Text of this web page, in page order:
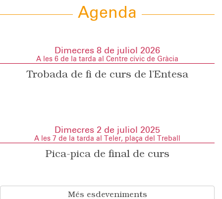
Agenda
Dimecres 8 de juliol 2026
A les 6 de la tarda al Centre cívic de Gràcia
Trobada de fi de curs de l’Entesa
Dimecres 2 de juliol 2025
A les 7 de la tarda al Teler, plaça del Treball
Pica-pica de final de curs
Més esdeveniments